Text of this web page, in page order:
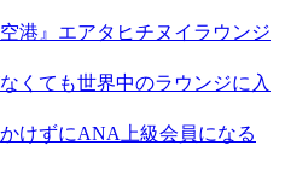
港』エアタヒチヌイラウンジ
くても世界中のラウンジに入
けずにANA上級会員になる